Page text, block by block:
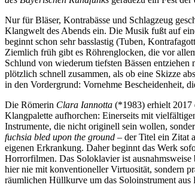
Nur für Bläser, Kontrabässe und Schlagzeug
Klangwelt des Abends ein. Die Musik fußt auf
beginnt schon sehr basslastig (Tuben,
Ziemlich früh gibt es Röhrenglocken, die vor
Schlund von wiederum tiefsten Bässen
plötzlich schnell zusammen, als ob eine Skizze
in den Vordergrund: Vornehme Bescheidenheit,
Die Römerin Clara Iannotta (*1983) erhielt 2017
Klangpalette aufhorchen: Einerseits mit
Instrumente, die nicht originell sein wollen,
fuchsia bled upon the ground – der Titel ein Zitat
eigenen Erkrankung. Daher beginnt das Werk
Horrorfilmen. Das Soloklavier ist ausnahmsweise
hier nie mit konventioneller Virtuosität, sondern
räumlichen Hüllkurve um das Soloinstrument